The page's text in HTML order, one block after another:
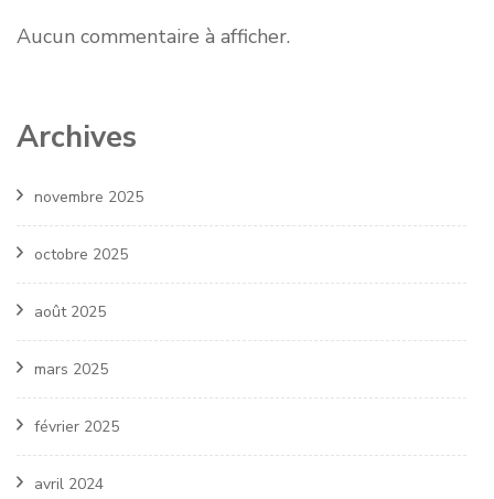
Aucun commentaire à afficher.
Archives
novembre 2025
octobre 2025
août 2025
mars 2025
février 2025
avril 2024